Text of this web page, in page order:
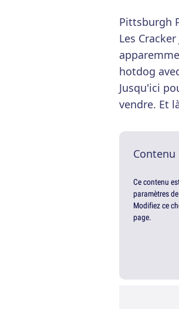
Pittsburgh
Les
hotdog
Jusqu'ici
vendre. Et
Ce contenu
paramètres
Modifiez ce
page.